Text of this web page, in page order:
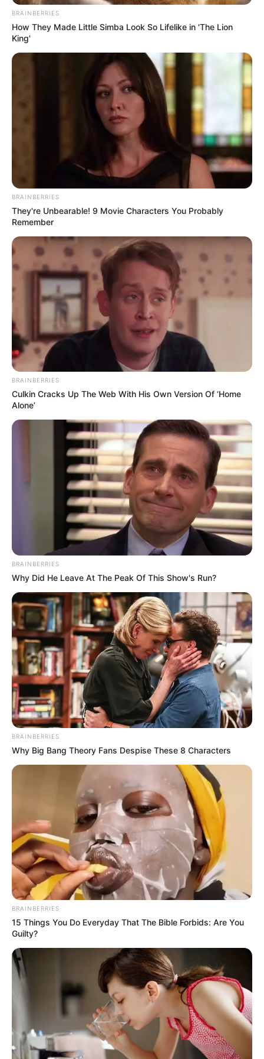
ΔΗΜΟΦΙΛΗ ΑΡΘΡΑ
ΛΙΓΑ ΛΟΓΙΑ ΓΙΑ ΜΕΝΑ
Πέμπτη, 22 Οκτωβρίου 2020, 20:06
ΓΕΙΑ ΣΑΣ….ΚΑΛΩΣ ΗΛΘΑΤΕ ΣΤΗΝ ΙΣΤΟΣΕΛΙΔΑ...
ΑΛΕΞΑΝΔΡΟΣ ΖΕΥΣ Ο
ΑΡΧΗΓΟΣ ΤΩΝ ΕΛ. Ο
ΑΠΟΛΥΤΟΣ ΚΥΡΙΑΡΧΟΣ.
ΕΙΝΑΙ ΕΔΩ, ΕΙΝΑΙ...
ΕΙΜΑΣΤΕ ΣΤΗΝ ΤΕΛΙΚΗ
ΕΥΘΕΙΑ.. ΕΙΝΑΙ ΕΔΩ.. ΕΙΝΑΙ
ΠΡΟΣΤΑΤΕΥΟΥΝ ΚΑΙ...
ΕΒΡΑΙΟΙ ΚΑΙ ΕΠΑΝΑΣΤΑΣΕΙΣ….
Ο ΠΟΥ υπό έλεγχο:
παρατυπίες και
συγκρούσεις συμφερόντων
Δεν χρωστάμε σε κανέναν, αυτοί
χρωστούν σε εμάς τα πάντα
Η επιστήμη θα πρέπει να
ανήκει στους ανθρώπους και
όχι στο Νταβός...
ΓΙΑΤΙ ΑΠΟΦΑΣΗΣΑ ΝΑ
ΓΡΑΨΩ
ΠΟΙΟΣ ΣΚΟΤΩΣΕ ΤΟΝ
ΚΑΠΟΔΙΣΤΡΙΑ;;[Η δολοφονία
του Καποδίστρια – Ποιοι
ήταν οι πραγματικοί...
Υγειονομικοί: Επιστολή-
κόλαφος στην επέτειο των
αναστολών..
Email address:
BRAINBERRIES
How They Made Little Simba Look So Lifelike in 'The Lion
King'
BRAINBERRIES
They're Unbearable! 9 Movie Characters You Probably
Remember
BRAINBERRIES
Culkin Cracks Up The Web With His Own Version Of ‘Home
Alone’
BRAINBERRIES
Why Did He Leave At The Peak Of This Show's Run?
BRAINBERRIES
Why Big Bang Theory Fans Despise These 8 Characters
BRAINBERRIES
15 Things You Do Everyday That The Bible Forbids: Are You
Guilty?